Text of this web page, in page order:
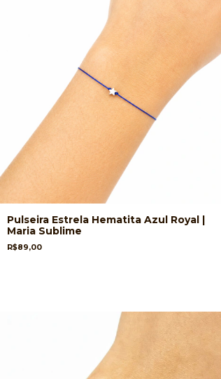
Pulseira Estrela Hematita Azul Royal |
Maria Sublime
R$89,00